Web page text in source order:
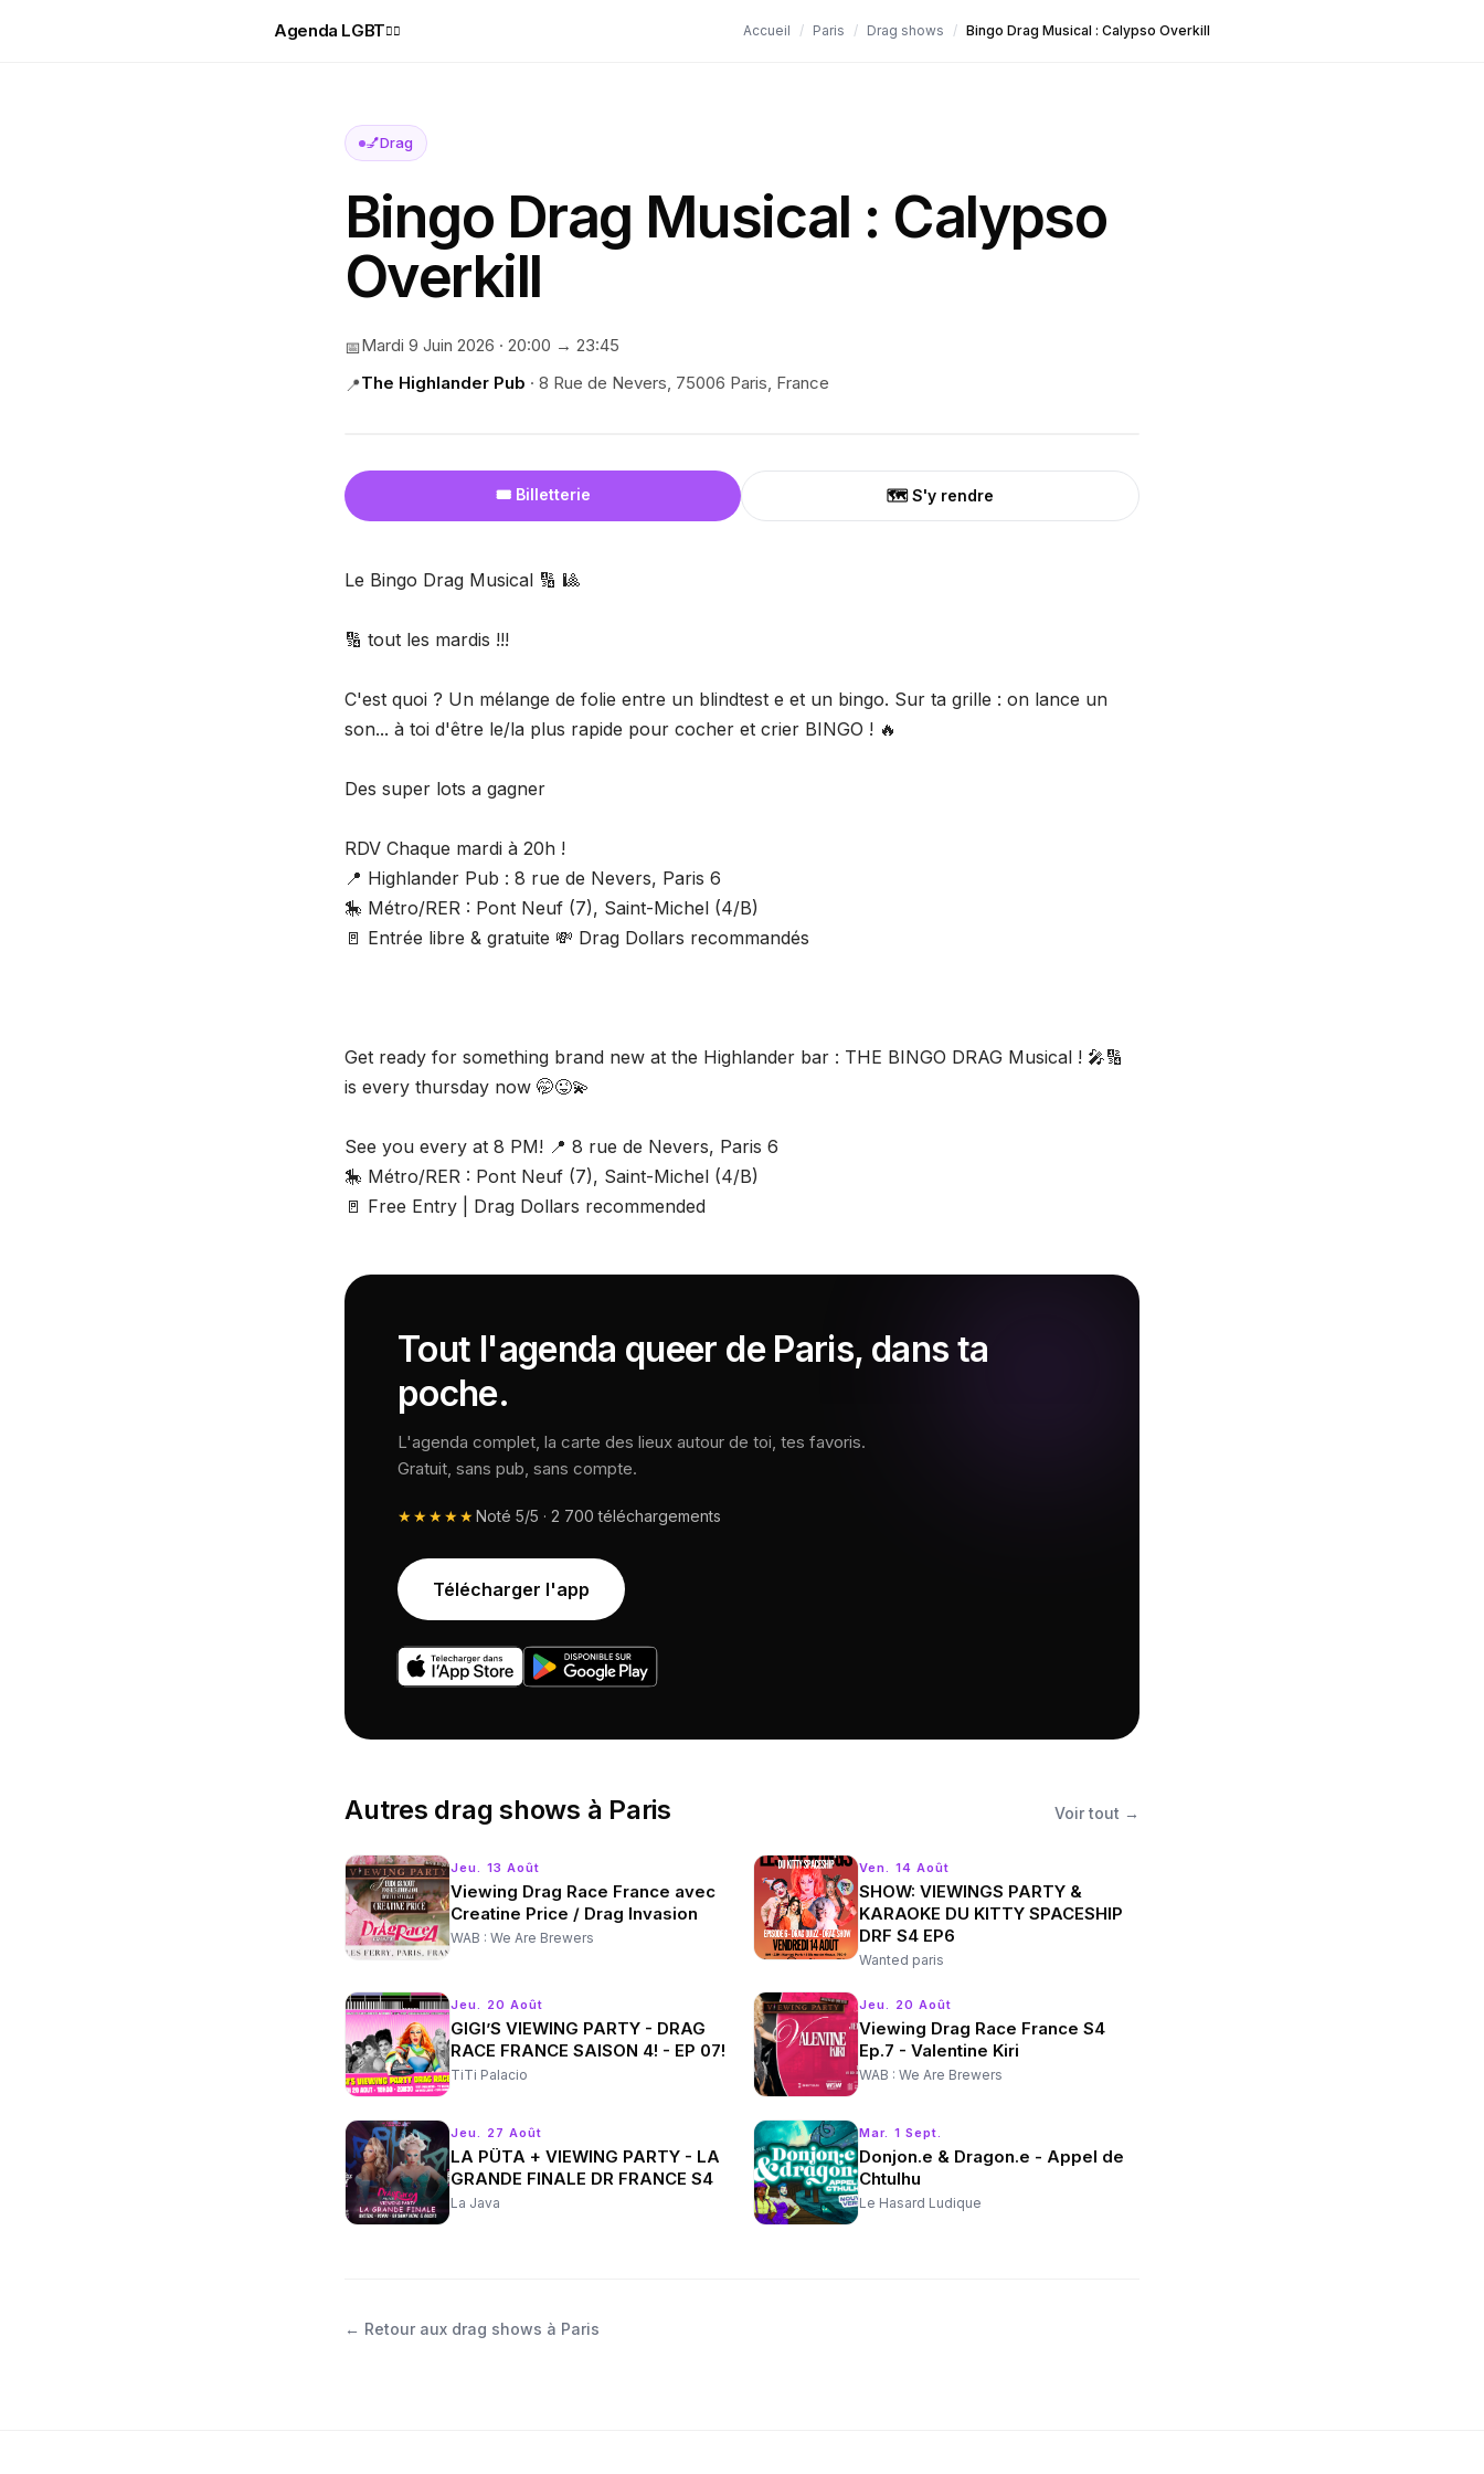
Agenda LGBT🏳️‍🌈 Accueil / Paris / Drag shows / Bingo Drag Musical : Calypso Overkill
💅Drag
Bingo Drag Musical : Calypso
Overkill
📅Mardi 9 Juin 2026 · 20:00 → 23:45
📍The Highlander Pub · 8 Rue de Nevers, 75006 Paris, France
🎟️ Billetterie 🗺️ S'y rendre
Le Bingo Drag Musical 🔢 🎱
🔢 tout les mardis !!!
C'est quoi ? Un mélange de folie entre un blindtest e et un bingo. Sur ta grille : on lance un
son... à toi d'être le/la plus rapide pour cocher et crier BINGO ! 🔥
Des super lots a gagner
RDV Chaque mardi à 20h !
📍 Highlander Pub : 8 rue de Nevers, Paris 6
🎠 Métro/RER : Pont Neuf (7), Saint-Michel (4/B)
🚪 Entrée libre & gratuite 💸 Drag Dollars recommandés
Get ready for something brand new at the Highlander bar : THE BINGO DRAG Musical ! 🎤🔢
is every thursday now 🤭😜💫
See you every at 8 PM! 📍 8 rue de Nevers, Paris 6
🎠 Métro/RER : Pont Neuf (7), Saint-Michel (4/B)
🚪 Free Entry | Drag Dollars recommended
Tout l'agenda queer de Paris, dans ta
poche.
L'agenda complet, la carte des lieux autour de toi, tes favoris.
Gratuit, sans pub, sans compte.
★★★★★Noté 5/5 · 2 700 téléchargements
Télécharger l'app
Autres drag shows à Paris Voir tout →
Jeu. 13 Août
Viewing Drag Race France avec
Creatine Price / Drag Invasion
WAB : We Are Brewers
Ven. 14 Août
SHOW: VIEWINGS PARTY &
KARAOKE DU KITTY SPACESHIP
DRF S4 EP6
Wanted paris
Jeu. 20 Août
GIGI’S VIEWING PARTY - DRAG
RACE FRANCE SAISON 4! - EP 07!
TiTi Palacio
Jeu. 20 Août
Viewing Drag Race France S4
Ep.7 - Valentine Kiri
WAB : We Are Brewers
Jeu. 27 Août
LA PÜTA + VIEWING PARTY - LA
GRANDE FINALE DR FRANCE S4
La Java
Mar. 1 Sept.
Donjon.e & Dragon.e - Appel de
Chtulhu
Le Hasard Ludique
← Retour aux drag shows à Paris